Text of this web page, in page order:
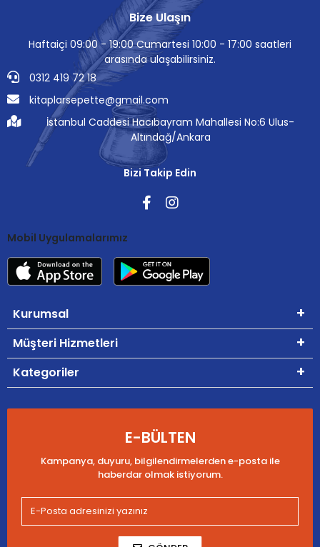
Bize Ulaşın
Haftaiçi 09:00 - 19:00 Cumartesi 10:00 - 17:00 saatleri
arasında ulaşabilirsiniz.
0312 419 72 18
kitaplarsepette@gmail.com
İstanbul Caddesi Hacıbayram Mahallesi No:6 Ulus-
Altındağ/Ankara
Bizi Takip Edin
Mobil Uygulamalarımız
Kurumsal
Müşteri Hizmetleri
Kategoriler
E-BÜLTEN
Kampanya, duyuru, bilgilendirmelerden e-posta ile
haberdar olmak istiyorum.